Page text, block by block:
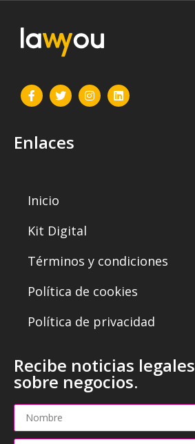
Enlaces
Inicio
Kit Digital
Términos y condiciones
Política de cookies
Política de privacidad
Recibe noticias legales
sobre negocios.